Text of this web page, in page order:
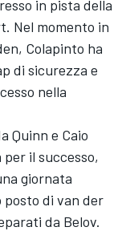
in pista della
Nel momento in
Colapinto ha
di sicurezza e
nella
Quinn e Caio
il successo,
giornata
di van der
da Belov.